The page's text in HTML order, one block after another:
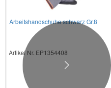
Arbeitshandschuhe schwarz Gr.8
Artikel Nr. EP1354408
Next